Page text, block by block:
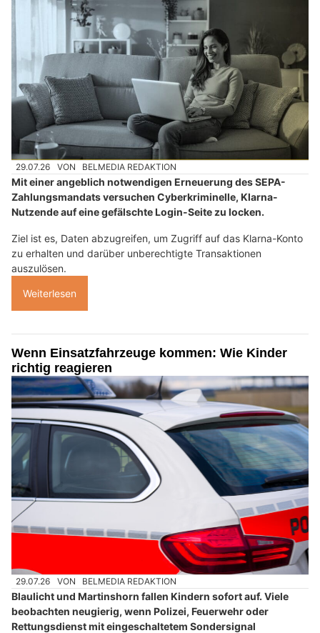
29.07.26 VON BELMEDIA REDAKTION
Mit einer angeblich notwendigen Erneuerung des SEPA-
Zahlungsmandats versuchen Cyberkriminelle, Klarna-
Nutzende auf eine gefälschte Login-Seite zu locken.
Ziel ist es, Daten abzugreifen, um Zugriff auf das Klarna-Konto
zu erhalten und darüber unberechtigte Transaktionen
auszulösen.
Weiterlesen
Wenn Einsatzfahrzeuge kommen: Wie Kinder
richtig reagieren
29.07.26 VON BELMEDIA REDAKTION
Blaulicht und Martinshorn fallen Kindern sofort auf. Viele
beobachten neugierig, wenn Polizei, Feuerwehr oder
Rettungsdienst mit eingeschaltetem Sondersignal